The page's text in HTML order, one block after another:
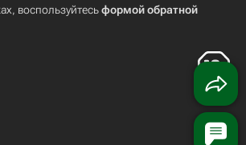
воспользуйтесьформой обратной